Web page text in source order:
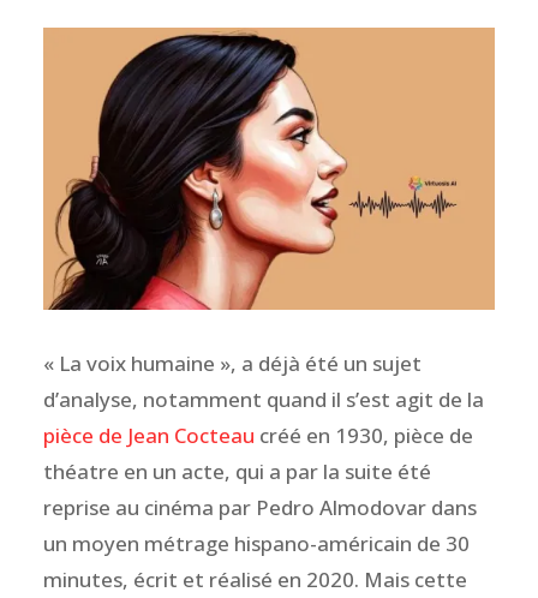
« La voix humaine », a déjà été un sujet
d’analyse, notamment quand il s’est agit de la
pièce de Jean Cocteau créé en 1930, pièce de
théatre en un acte, qui a par la suite été
reprise au cinéma par Pedro Almodovar dans
un moyen métrage hispano-américain de 30
minutes, écrit et réalisé en 2020. Mais cette